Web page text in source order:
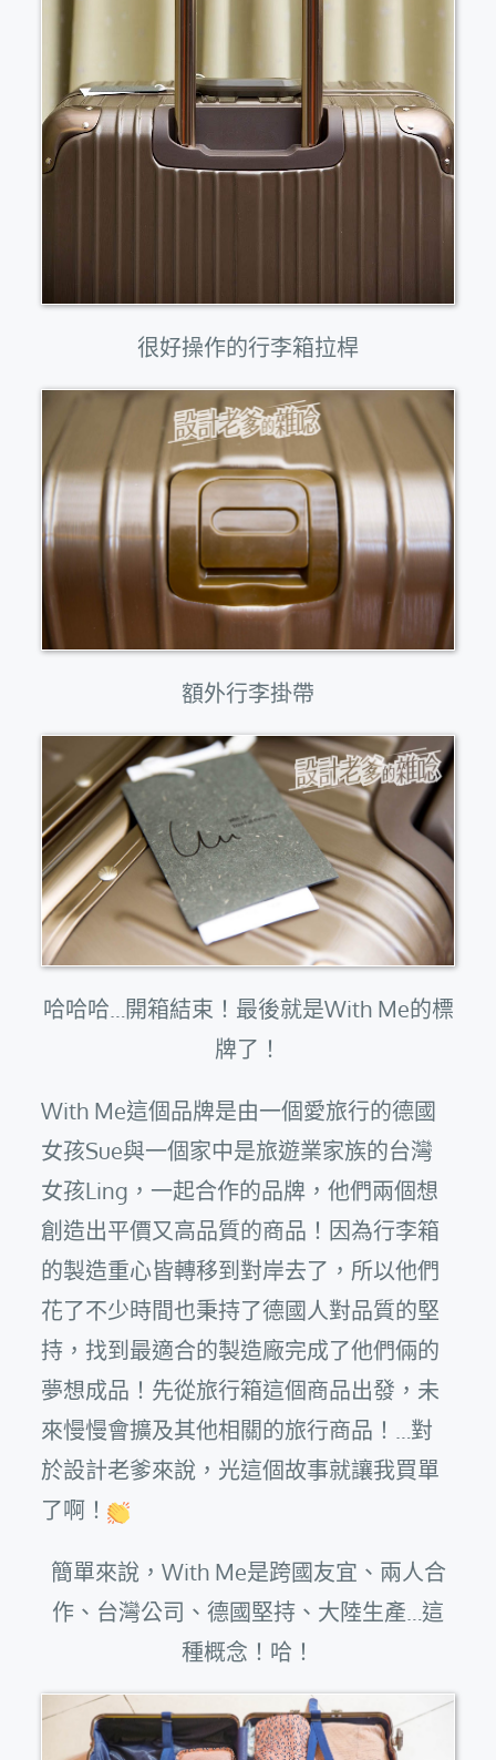
很好操作的行李箱拉桿
額外行李掛帶
哈哈哈…開箱結束！最後就是With Me的標
牌了！
With Me這個品牌是由一個愛旅行的德國
女孩Sue與一個家中是旅遊業家族的台灣
女孩Ling，一起合作的品牌，他們兩個想
創造出平價又高品質的商品！因為行李箱
的製造重心皆轉移到對岸去了，所以他們
花了不少時間也秉持了德國人對品質的堅
持，找到最適合的製造廠完成了他們倆的
夢想成品！先從旅行箱這個商品出發，未
來慢慢會擴及其他相關的旅行商品！…對
於設計老爹來說，光這個故事就讓我買單
了啊！
簡單來說，With Me是跨國友宜、兩人合
作、台灣公司、德國堅持、大陸生產…這
種概念！哈！